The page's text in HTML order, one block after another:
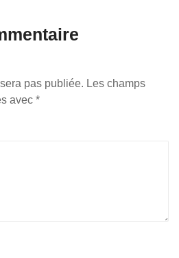
pas publiée. Les champs
avec *